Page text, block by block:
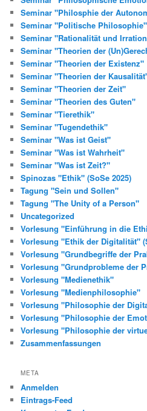
Seminar "Philosphie der
Seminar "Politische Philosophie"
Seminar "Rationalität und
Seminar "Theorien der
Seminar "Theorien der Existenz"
Seminar "Theorien der
Seminar "Theorien der Zeit"
Seminar "Theorien des Guten"
Seminar "Tierethik"
Seminar "Tugendethik"
Seminar "Was ist Geist"
Seminar "Was ist Wahrheit"
Seminar "Was ist Zeit?"
Spinozas "Ethik" (SoSe 2025)
Tagung "Sein und Sollen"
Tagung "The Unity of a Person"
Uncategorized
Vorlesung "Einführung in die
Vorlesung "Ethik der Digitalität"
Vorlesung "Grundbegriffe der
Vorlesung "Grundprobleme der
Vorlesung "Medienethik"
Vorlesung "Medienphilosophie"
Vorlesung "Philosophie der
Vorlesung "Philosophie der
Vorlesung "Philosophie der
Zusammenfassungen
META
Anmelden
Eintrags-Feed